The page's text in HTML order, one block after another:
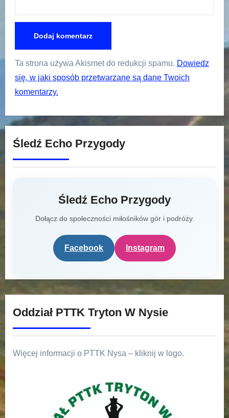
Ta strona używa Akismet do redukcji spamu. Dowiedz
się, w jaki sposób przetwarzane są dane Twoich
komentarzy.
Śledź Echo Przygody
Śledź Echo Przygody
Dołącz do społeczności miłośników gór i podróży.
Facebook Instagram
Oddział PTTK Tryton W Nysie
Więcej informacji o PTTK Nysa – kliknij w logo.